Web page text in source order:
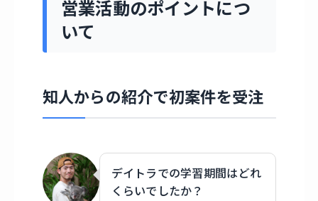
営業活動のポイントにつ
いて
知人からの紹介で初案件を受注
デイトラでの学習期間はどれ
くらいでしたか？